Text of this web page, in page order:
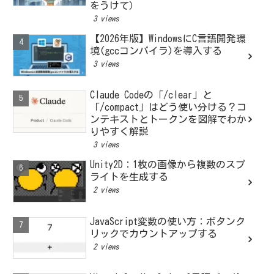
をうけて）
3 views
【2026年版】WindowsにC言語開発環
境(gccコンパイラ)を導入する
3 views
Claude Codeの「/clear」と
「/compact」はどう使い分ける？コ
ンテキストとトークンを図解でわか
りやすく解説
3 views
Unity2D：1枚の画像から複数のスプ
ライトを生成する
2 views
JavaScript変数の使い方：ボタンク
リックでカウントアップする
2 views